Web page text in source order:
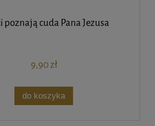
poznają cuda Pana Jezusa
9,90 zł
do koszyka